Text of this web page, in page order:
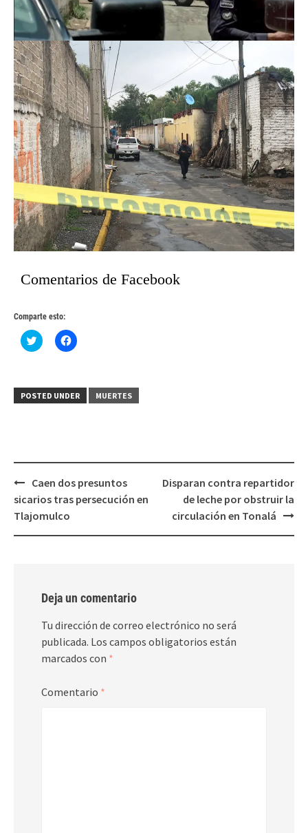
Comentarios de Facebook
Comparte esto:
Haz
clic
(Se
abre
Haz
clic
(Se
abre
POSTED UNDER MUERTES
Post
navigation
Caen dos presuntos
sicarios tras persecución en
Tlajomulco
Disparan contra repartidor
de leche por obstruir la
circulación en Tonalá
Deja un comentario
Tu dirección de correo electrónico no será
publicada. Los campos obligatorios están
marcados con *
Comentario *